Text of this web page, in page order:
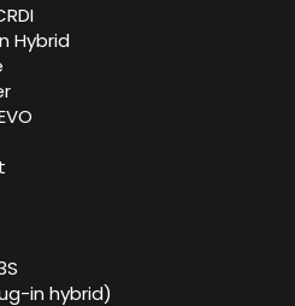
Hybrid
in hybrid)